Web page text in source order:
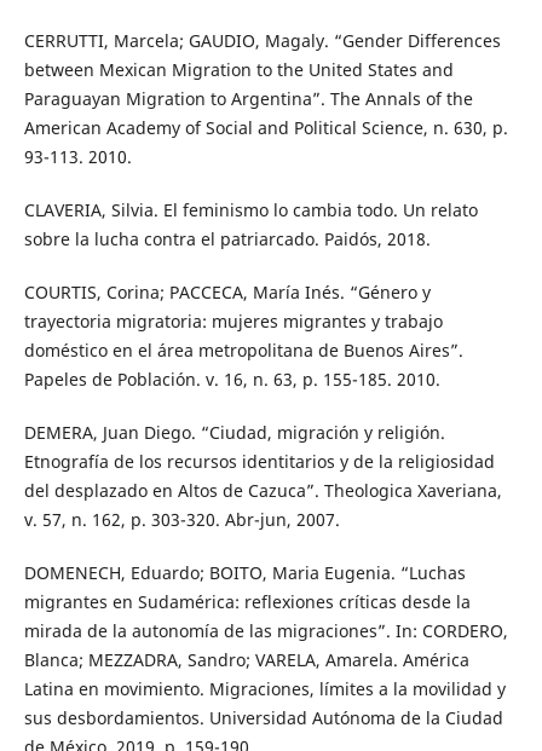
CERRUTTI, Marcela; GAUDIO, Magaly. “Gender Differences
between Mexican Migration to the United States and
Paraguayan Migration to Argentina”. The Annals of the
American Academy of Social and Political Science, n. 630, p.
93-113. 2010.
CLAVERIA, Silvia. El feminismo lo cambia todo. Un relato
sobre la lucha contra el patriarcado. Paidós, 2018.
COURTIS, Corina; PACCECA, María Inés. “Género y
trayectoria migratoria: mujeres migrantes y trabajo
doméstico en el área metropolitana de Buenos Aires”.
Papeles de Población. v. 16, n. 63, p. 155-185. 2010.
DEMERA, Juan Diego. “Ciudad, migración y religión.
Etnografía de los recursos identitarios y de la religiosidad
del desplazado en Altos de Cazuca”. Theologica Xaveriana,
v. 57, n. 162, p. 303-320. Abr-jun, 2007.
DOMENECH, Eduardo; BOITO, Maria Eugenia. “Luchas
migrantes en Sudamérica: reflexiones críticas desde la
mirada de la autonomía de las migraciones”. In: CORDERO,
Blanca; MEZZADRA, Sandro; VARELA, Amarela. América
Latina en movimiento. Migraciones, límites a la movilidad y
sus desbordamientos. Universidad Autónoma de la Ciudad